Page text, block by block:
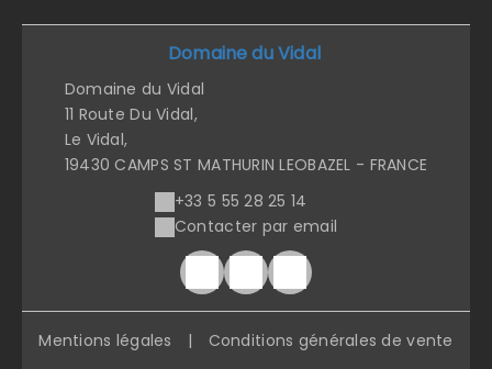
Domaine du Vidal
Domaine du Vidal
11 Route Du Vidal,
Le Vidal,
19430 CAMPS ST MATHURIN LEOBAZEL - FRANCE
+33 5 55 28 25 14
Contacter par email
Mentions légales | Conditions générales de vente